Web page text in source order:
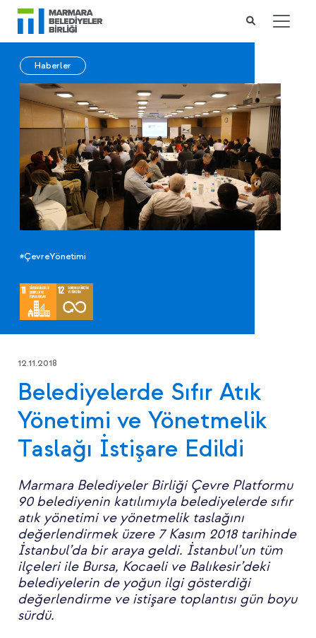
Haberler
#ÇevreYönetimi
12.11.2018
Belediyelerde Sıfır Atık
Yönetimi ve Yönetmelik
Taslağı İstişare Edildi
Marmara Belediyeler Birliği Çevre Platformu
90 belediyenin katılımıyla belediyelerde sıfır
atık yönetimi ve yönetmelik taslağını
değerlendirmek üzere 7 Kasım 2018 tarihinde
İstanbul’da bir araya geldi. İstanbul’un tüm
ilçeleri ile Bursa, Kocaeli ve Balıkesir’deki
belediyelerin de yoğun ilgi gösterdiği
değerlendirme ve istişare toplantısı gün boyu
sürdü.